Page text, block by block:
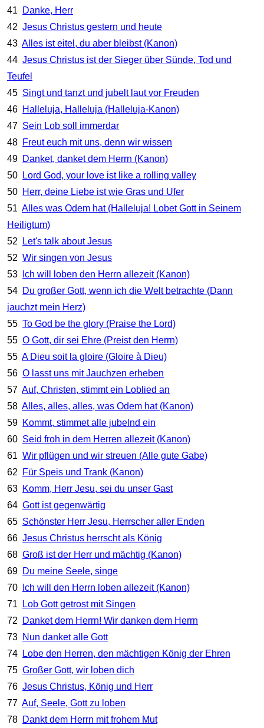
41
Danke, Herr
42 Jesus Christus gestern und heute
43 Alles ist eitel, du aber bleibst (Kanon)
44 Jesus Christus ist der Sieger über Sünde, Tod und
Teufel
45 Singt und tanzt und jubelt laut vor Freuden
46 Halleluja, Halleluja (Halleluja-Kanon)
47 Sein Lob soll immerdar
48 Freut euch mit uns, denn wir wissen
49 Danket, danket dem Herrn (Kanon)
50
Lord God, your love ist like a rolling valley
50 Herr, deine Liebe ist wie Gras und Ufer
51 Alles was Odem hat (Halleluja! Lobet Gott in Seinem
Heiligtum)
52
Let's talk about Jesus
52 Wir singen von Jesus
53
Ich will loben den Herrn allezeit (Kanon)
54 Du großer Gott, wenn ich die Welt betrachte (Dann
jauchzt mein Herz)
55 To God be the glory (Praise the Lord)
55 O Gott, dir sei Ehre (Preist den Herrn)
55 A Dieu soit la gloire (Gloire à Dieu)
56 O lasst uns mit Jauchzen erheben
57 Auf, Christen, stimmt ein Loblied an
58 Alles, alles, alles, was Odem hat (Kanon)
59 Kommt, stimmet alle jubelnd ein
60 Seid froh in dem Herren allezeit (Kanon)
61 Wir pflügen und wir streuen (Alle gute Gabe)
62
Für Speis und Trank (Kanon)
63 Komm, Herr Jesu, sei du unser Gast
64 Gott ist gegenwärtig
65 Schönster Herr Jesu, Herrscher aller Enden
66 Jesus Christus herrscht als König
68 Groß ist der Herr und mächtig (Kanon)
69 Du meine Seele, singe
70
Ich will den Herrn loben allezeit (Kanon)
71
Lob Gott getrost mit Singen
72
Danket dem Herrn! Wir danken dem Herrn
73 Nun danket alle Gott
74
Lobe den Herren, den mächtigen König der Ehren
75 Großer Gott, wir loben dich
76 Jesus Christus, König und Herr
77 Auf, Seele, Gott zu loben
78 Dankt dem Herrn mit frohem Mut